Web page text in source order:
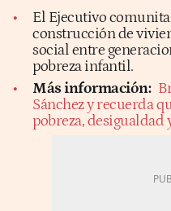
El Ejecutivo
construcción de
social entre
pobreza infantil.
Más información:
Sánchez y recuerda
pobreza, desigualdad